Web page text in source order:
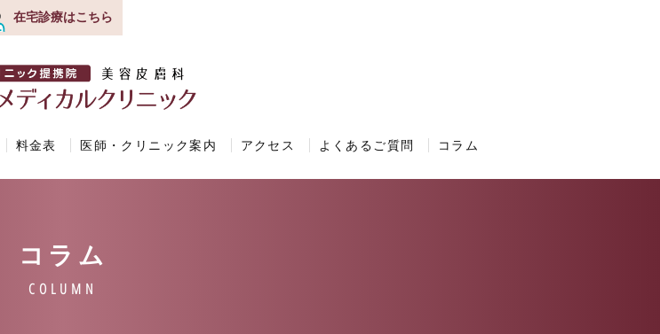
在宅診療はこちら
料金表 医師・クリニック案内 アクセス よくあるご質問 コラム